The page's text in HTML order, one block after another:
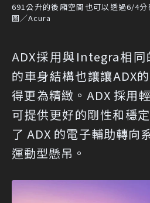
691公升的後廂空間也可以透過6/4分
圖／Acura
ADX採用與Integra相
的車身結構也讓讓ADX
得更為精緻。ADX 採用
可提供更好的剛性和穩
了 ADX 的電子輔助轉向
運動型懸吊。